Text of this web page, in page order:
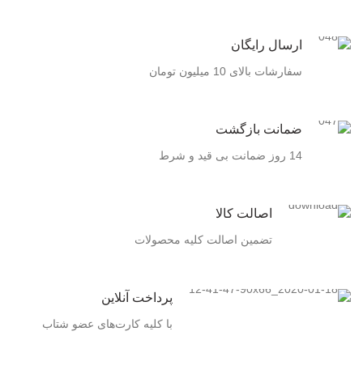
ارسال رایگان
سفارشات بالای 10 میلیون تومان
ضمانت بازگشت
14 روز ضمانت بی قید و شرط
اصالت کالا
تضمین اصالت کلیه محصولات
پرداخت آنلاین
با کلیه کارت‌های عضو شتاب